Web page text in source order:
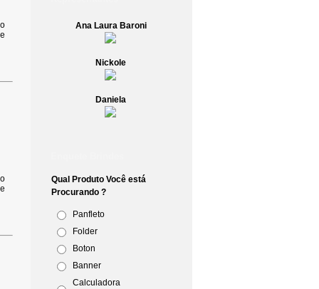
Ana Laura Baroni
Nickole
Daniela
Qual Produto Você está
Procurando ?
Panfleto
Folder
Boton
Banner
Calculadora